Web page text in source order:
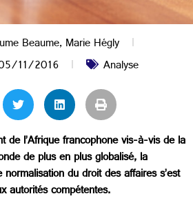
Beaume,Marie Hégly
11/2016 Analyse
de l’Afrique francophone vis-à-vis de la
de plus en plus globalisé, la
normalisation du droit des affaires s’est
autorités compétentes.